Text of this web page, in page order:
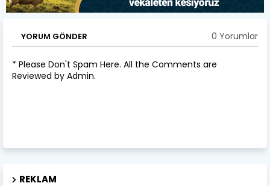
YORUM GÖNDER 0 Yorumlar
* Please Don't Spam Here. All the Comments are
Reviewed by Admin.
REKLAM